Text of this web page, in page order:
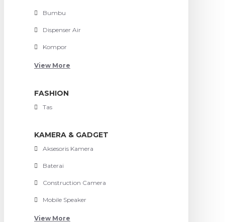
Bumbu
Dispenser Air
Kompor
View More
FASHION
Tas
KAMERA & GADGET
Aksesoris Kamera
Baterai
Construction Camera
Mobile Speaker
View More